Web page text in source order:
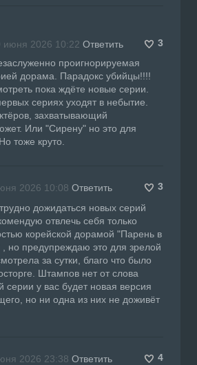
июня 2026 10:22 Ответить
3
проигнорируемая
дорама. Парадокс убийцы!!!!
пока ждёте новые серии.
сериях уходят в небытие.
захватывающий
Или "Сирену" но это для
тоже круто.
2026 10:08 Ответить
3
дожидаться новых серий
отвлечь себя только
корейской дорамой "Парень в
но предупреждаю это для зрелой
за сутки, благо что было
Штампов нет от слова
у вас будет новая версия
но ни одна из них не доживёт
2026 23:38 Ответить
4